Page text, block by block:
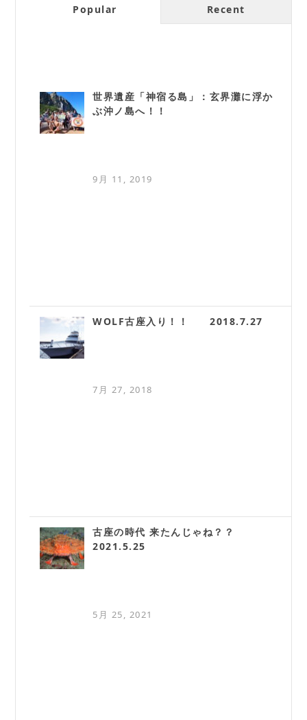
Popular Recent
世界遺産「神宿る島」：玄界灘に浮か
ぶ沖ノ島へ！！
9月 11, 2019
WOLF古座入り！！ 2018.7.27
7月 27, 2018
古座の時代 来たんじゃね？？
2021.5.25
5月 25, 2021